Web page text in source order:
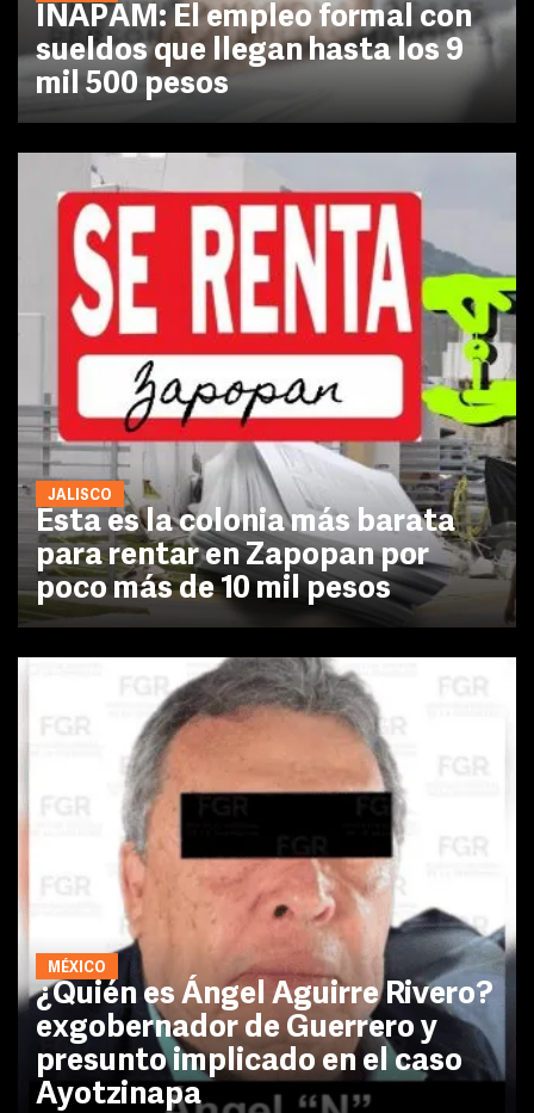
INAPAM: El empleo formal con
sueldos que llegan hasta los 9
mil 500 pesos
JALISCO
Esta es la colonia más barata
para rentar en Zapopan por
poco más de 10 mil pesos
MÉXICO
¿Quién es Ángel Aguirre Rivero?
exgobernador de Guerrero y
presunto implicado en el caso
Ayotzinapa